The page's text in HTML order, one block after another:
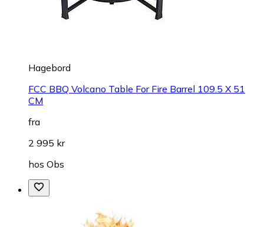
Hagebord
FCC BBQ Volcano Table For Fire Barrel 109.5 X 51
CM
fra
2 995 kr
hos Obs